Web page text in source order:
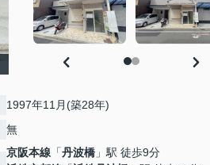
1997年11月(築28年)
無
京阪本線 「丹波橋 」駅 徒歩9分